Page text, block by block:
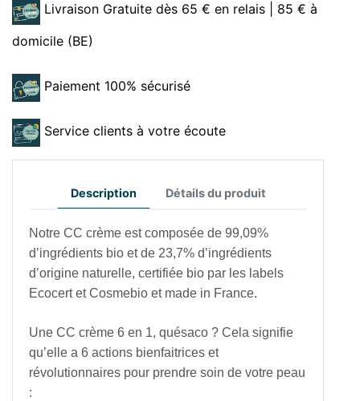
Livraison Gratuite dès 65 € en relais | 85 € à
domicile (BE)
Paiement 100% sécurisé
Service clients à votre écoute
Description Détails du produit
Notre CC crème est composée de 99,09%
d’ingrédients bio et de 23,7% d’ingrédients
d’origine naturelle, certifiée bio par les labels
Ecocert et Cosmebio et made in France.
Une CC crème 6 en 1, quésaco ? Cela signifie
qu’elle a 6 actions bienfaitrices et
révolutionnaires pour prendre soin de votre peau
: